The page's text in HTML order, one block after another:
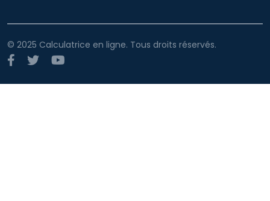
© 2025 Calculatrice en ligne. Tous droits réservés.